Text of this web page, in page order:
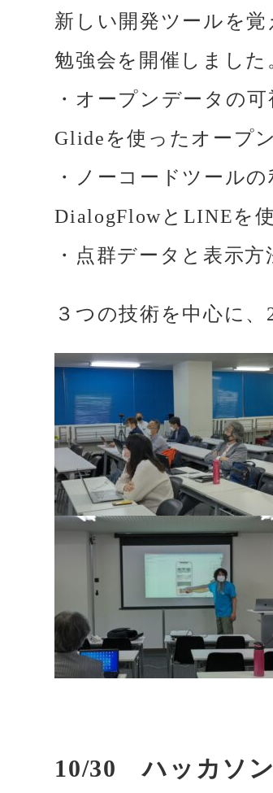
新しい開発ツールを
勉強会を開催しました
・オープンデータの
Glideを使ったオープ
・ノーコードツールの
DialogFlowとLINEを
・点群データと表示方
３つの技術を中心に
10/30 ハッカソン